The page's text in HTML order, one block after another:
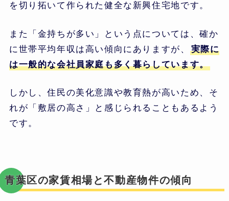
を切り拓いて作られた健全な新興住宅地です。
また「金持ちが多い」という点については、確か
に世帯平均年収は高い傾向にありますが、
実際に
は一般的な会社員家庭も多く暮らしています。
しかし、住民の美化意識や教育熱が高いため、そ
れが「敷居の高さ」と感じられることもあるよう
です。
青葉区の家賃相場と不動産物件の傾向